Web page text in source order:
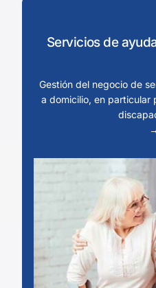
Servicios de
Gestión del negocio de
a domicilio, en particular
→